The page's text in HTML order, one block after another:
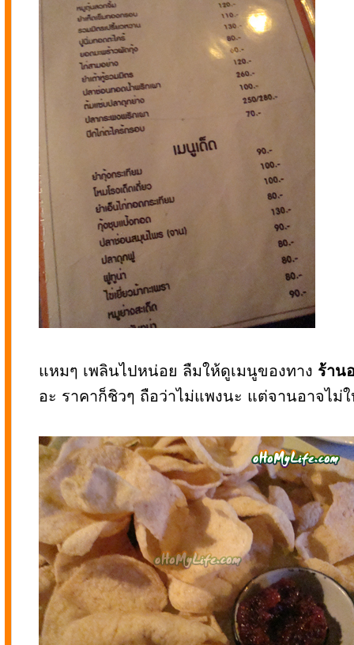
แหมๆ เพลินไปหน่อย ลืมให้ดูเมนูของทาง ร้าน
อะ ราคาก็ชิวๆ ถือว่าไม่แพงนะ แต่จานอาจไม่